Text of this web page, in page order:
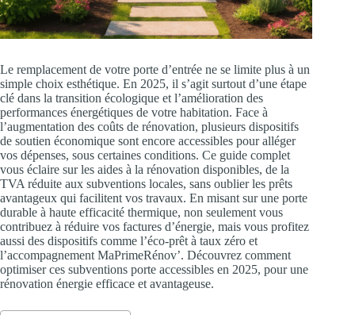
Le remplacement de votre porte d’entrée ne se limite plus à un
simple choix esthétique. En 2025, il s’agit surtout d’une étape
clé dans la transition écologique et l’amélioration des
performances énergétiques de votre habitation. Face à
l’augmentation des coûts de rénovation, plusieurs dispositifs
de soutien économique sont encore accessibles pour alléger
vos dépenses, sous certaines conditions. Ce guide complet
vous éclaire sur les aides à la rénovation disponibles, de la
TVA réduite aux subventions locales, sans oublier les prêts
avantageux qui facilitent vos travaux. En misant sur une porte
durable à haute efficacité thermique, non seulement vous
contribuez à réduire vos factures d’énergie, mais vous profitez
aussi des dispositifs comme l’éco-prêt à taux zéro et
l’accompagnement MaPrimeRénov’. Découvrez comment
optimiser ces subventions porte accessibles en 2025, pour une
rénovation énergie efficace et avantageuse.